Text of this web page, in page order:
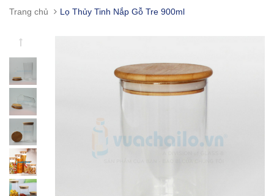
Trang chủ Lọ Thủy Tinh Nắp Gỗ Tre 900ml